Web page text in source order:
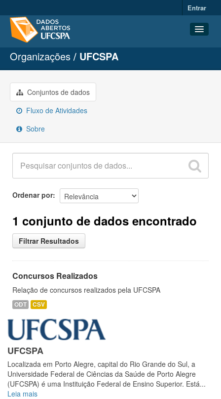
Entrar
Conjuntos de dados
Organizações
Grupos
Sobre
Organizações UFCSPA
Conjuntos de dados
Fluxo de Atividades
Sobre
Ordenar por
1 conjunto de dados encontrado
Filtrar Resultados
Concursos Realizados
Relação de concursos realizados pela UFCSPA
ODT CSV
UFCSPA
Localizada em Porto Alegre, capital do Rio Grande do Sul, a
Universidade Federal de Ciências da Saúde de Porto Alegre
(UFCSPA) é uma Instituição Federal de Ensino Superior. Está...
Leia mais